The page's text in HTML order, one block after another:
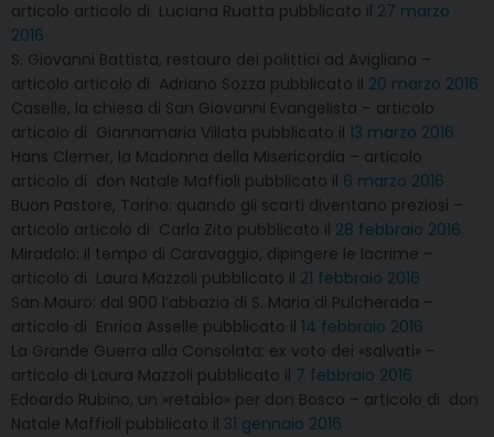
articolo articolo di Luciana Ruatta pubblicato il 27 marzo
2016
S. Giovanni Battista, restauro dei polittici ad Avigliana –
articolo articolo di Adriano Sozza pubblicato il 20 marzo 2016
Caselle, la chiesa di San Giovanni Evangelista – articolo
articolo di Giannamaria Villata pubblicato il 13 marzo 2016
Hans Clemer, la Madonna della Misericordia – articolo
articolo di don Natale Maffioli pubblicato il 6 marzo 2016
Buon Pastore, Torino: quando gli scarti diventano preziosi –
articolo articolo di Carla Zito pubblicato il 28 febbraio 2016
Miradolo: il tempo di Caravaggio, dipingere le lacrime –
articolo di Laura Mazzoli pubblicato il 21 febbraio 2016
San Mauro: dal 900 l’abbazia di S. Maria di Pulcherada –
articolo di Enrica Asselle pubblicato il 14 febbraio 2016
La Grande Guerra alla Consolata: ex voto dei «salvati» –
articolo di Laura Mazzoli pubblicato il 7 febbraio 2016
Edoardo Rubino, un «retablo» per don Bosco – articolo di don
Natale Maffioli pubblicato il 31 gennaio 2016